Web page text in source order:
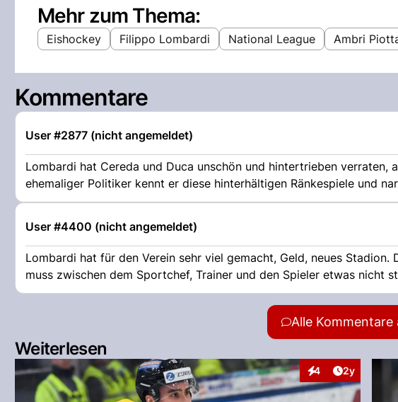
Mehr zum Thema:
Eishockey Filippo Lombardi National League Ambri
Kommentare
User #2877 (nicht angemeldet)
Lombardi hat Cereda und Duca unschön und hintertrieben
ehemaliger Politiker kennt er diese hinterhältigen Ränkespiele und
User #4400 (nicht angemeldet)
Lombardi hat für den Verein sehr viel gemacht, Geld, neues
muss zwischen dem Sportchef, Trainer und den Spieler etwas nicht
Alle Kommentare
Weiterlesen
4
Interaktionen
Artikel
2y